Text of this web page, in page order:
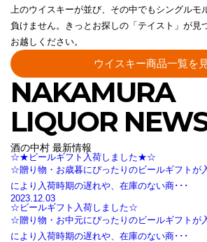
上のウイスキーが並び、その中でもシングルモ
負けません。きっとお探しの「テイスト」が見
お越しください。
ウイスキー商品一覧を
NAKAMURA
LIQUOR
酒の中村 最新情報
☆★ビールギフト入荷しました★☆
☆贈り物・お歳暮にぴったりのビールギフ
により入荷時期の遅れや、在庫のない商･･･
2023.12.03
☆ビールギフト入荷しました☆
☆贈り物・お中元にぴったりのビールギフ
により入荷時期の遅れや、在庫のない商･･･